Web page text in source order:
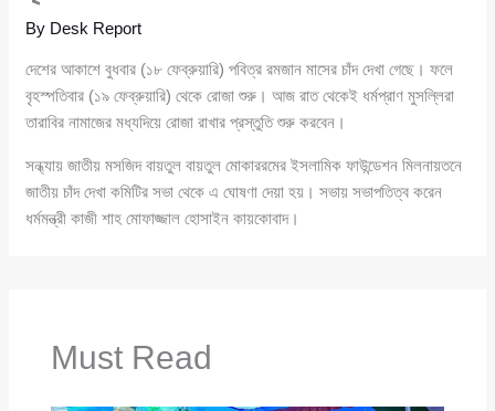
By Desk Report
দেশের আকাশে বুধবার (১৮ ফেব্রুয়ারি) পবিত্র রমজান মাসের চাঁদ দেখা গেছে। ফলে
বৃহস্পতিবার (১৯ ফেব্রুয়ারি) থেকে রোজা শুরু। আজ রাত থেকেই ধর্মপ্রাণ মুসল্লিরা
তারাবির নামাজের মধ্যদিয়ে রোজা রাখার প্রস্তুতি শুরু করবেন।
সন্ধ্যায় জাতীয় মসজিদ বায়তুল বায়তুল মোকাররমের ইসলামিক ফাউন্ডেশন মিলনায়তনে
জাতীয় চাঁদ দেখা কমিটির সভা থেকে এ ঘোষণা দেয়া হয়। সভায় সভাপতিত্ব করেন
ধর্মমন্ত্রী কাজী শাহ মোফাজ্জাল হোসাইন কায়কোবাদ।
Must Read